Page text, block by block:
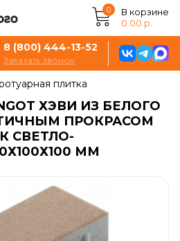
0
В корзине
0.00 р.
8 (800) 444-13-52
Заказать звонок
плитка
ХЭВИ ИЗ БЕЛОГО
ПРОКРАСОМ
СВЕТЛО-
ММ